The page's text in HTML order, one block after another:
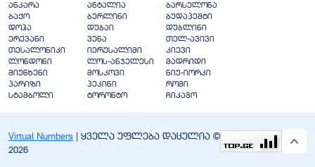
ანკარა
ანტალია
ბარსელონა
ბაქო
ბერლინი
ბუდაპეშტი
დოჰა
დუბაი
დუბლინი
ერევანი
ვენა
თელ-ავივი
თესალონიკი
იერუსალიმი
კიევი
ლონდონი
ლოს-ანჯელესი
მადრიდი
მიუნხენი
მოსკოვი
ნიუ-იორკი
პარიზი
პეკინი
რომი
სტამბოლი
ტორონტო ჩიკაგო
Virtual Numbers | ყველა უფლება დაცულია ©
2026